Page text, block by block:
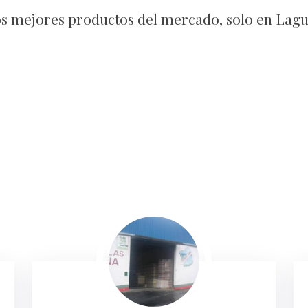
mejores productos del mercado, solo en